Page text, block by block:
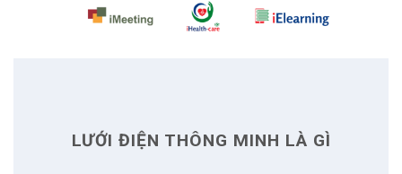
LƯỚI ĐIỆN THÔNG MINH LÀ GÌ